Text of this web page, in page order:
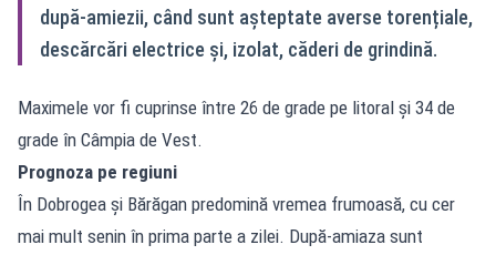
după-amiezii, când sunt așteptate averse torențiale,
descărcări electrice și, izolat, căderi de grindină.
Maximele vor fi cuprinse între 26 de grade pe litoral și 34 de
grade în Câmpia de Vest.
Prognoza pe regiuni
În Dobrogea și Bărăgan predomină vremea frumoasă, cu cer
mai mult senin în prima parte a zilei. După-amiaza sunt